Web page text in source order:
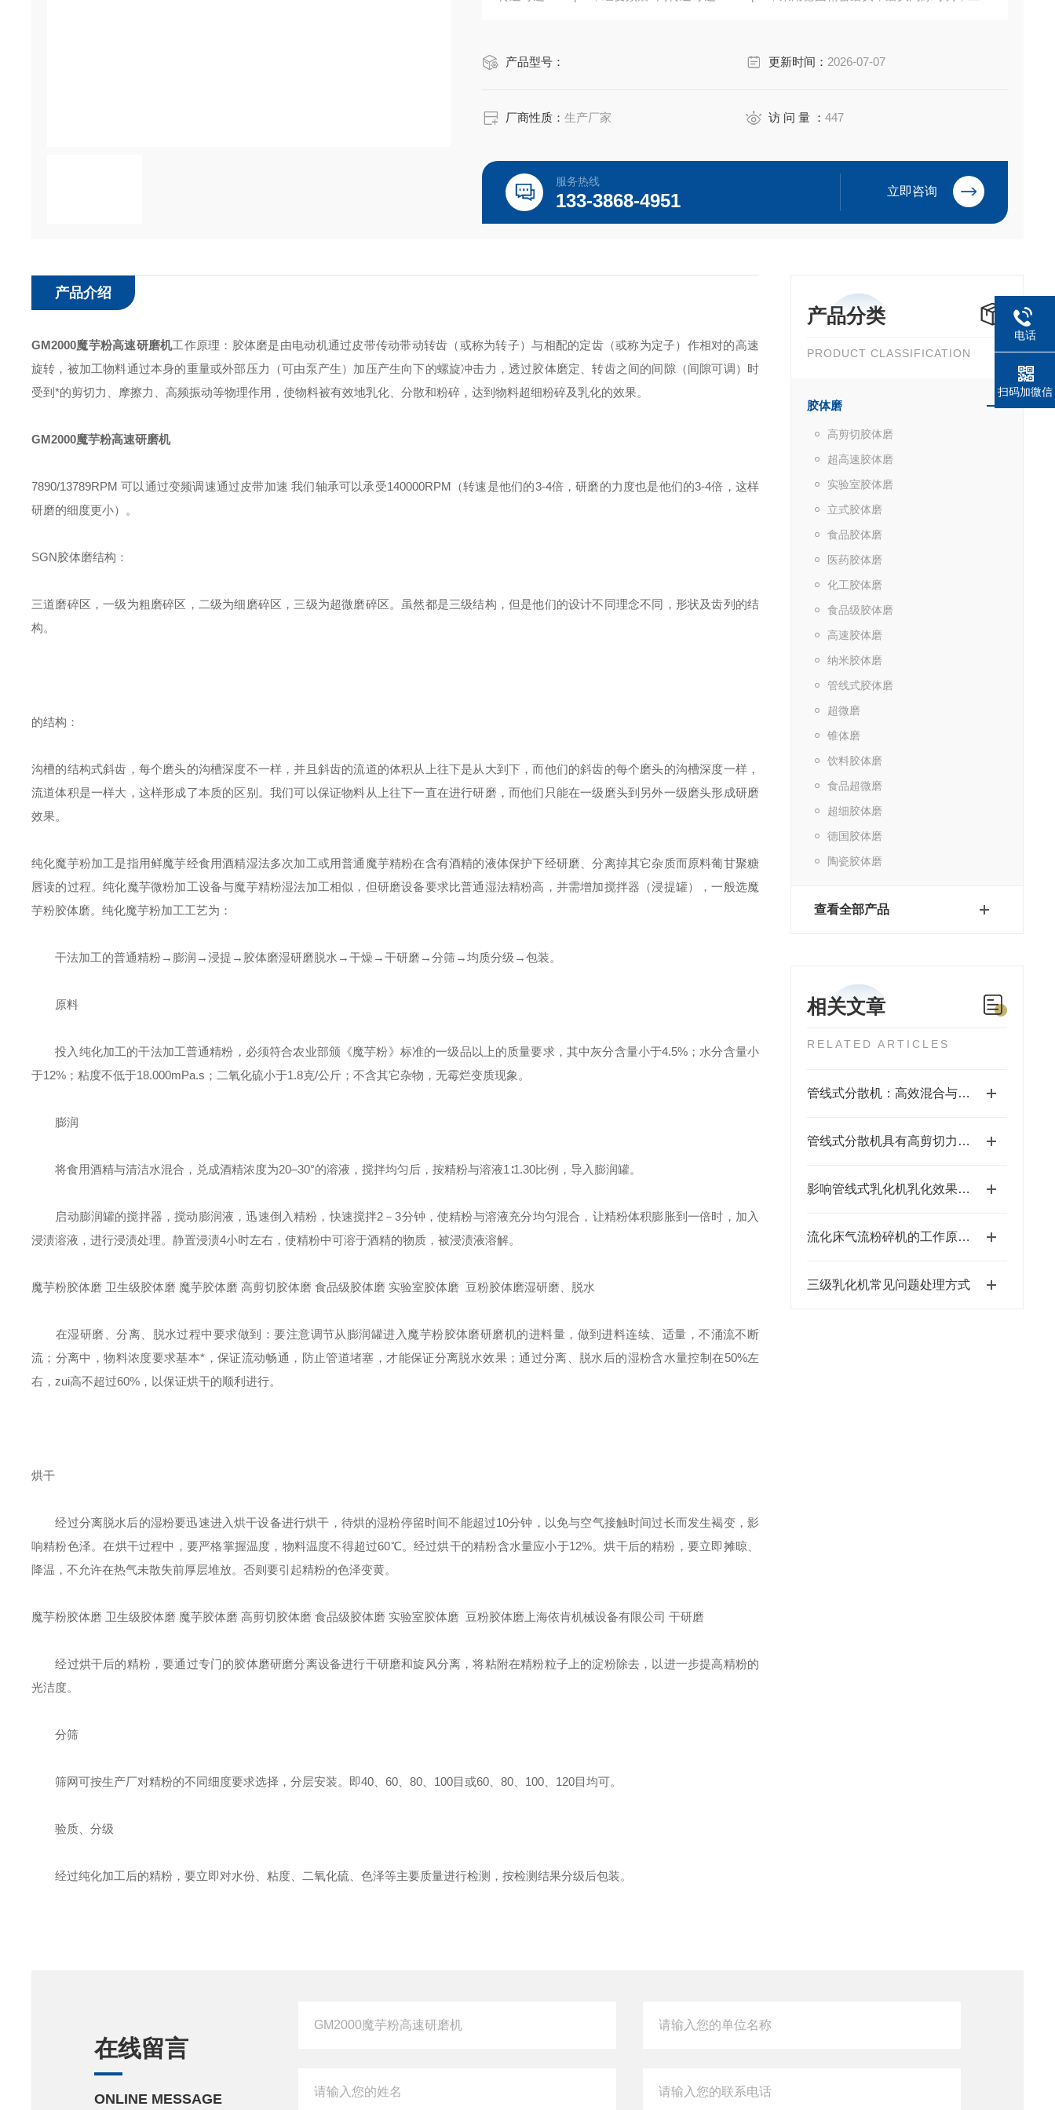
产品型号： 更新时间： 2026-07-07
厂商性质：生产厂家 访 问 量 ：447
服务热线
133-3868-4951 立即咨询
产品分类
PRODUCT CLASSIFICATION
胶体磨
高剪切胶体磨
超高速胶体磨
实验室胶体磨
立式胶体磨
食品胶体磨
医药胶体磨
化工胶体磨
食品级胶体磨
高速胶体磨
纳米胶体磨
管线式胶体磨
超微磨
锥体磨
饮料胶体磨
食品超微磨
超细胶体磨
德国胶体磨
陶瓷胶体磨
查看全部产品
相关文章
RELATED ARTICLES
管线式分散机：高效混合与精细分散的工业利器
管线式分散机具有高剪切力与稳定运行的特点
影响管线式乳化机乳化效果的因素
流化床气流粉碎机的工作原理及特点
三级乳化机常见问题处理方式
产品介绍
GM2000魔芋粉高速研磨机工作原理：胶体磨是由电动机通过皮带传动带动转齿（或称为转子）与相配的定齿（或称为定子）作相对的高速
旋转，被加工物料通过本身的重量或外部压力（可由泵产生）加压产生向下的螺旋冲击力，透过胶体磨定、转齿之间的间隙（间隙可调）时
受到*的剪切力、摩擦力、高频振动等物理作用，使物料被有效地乳化、分散和粉碎，达到物料超细粉碎及乳化的效果。
GM2000魔芋粉高速研磨机
7890/13789RPM 可以通过变频调速通过皮带加速 我们轴承可以承受140000RPM（转速是他们的3-4倍，研磨的力度也是他们的3-4倍，这样
研磨的细度更小）。
SGN胶体磨结构：
三道磨碎区，一级为粗磨碎区，二级为细磨碎区，三级为超微磨碎区。虽然都是三级结构，但是他们的设计不同理念不同，形状及齿列的结
构。
的结构：
沟槽的结构式斜齿，每个磨头的沟槽深度不一样，并且斜齿的流道的体积从上往下是从大到下，而他们的斜齿的每个磨头的沟槽深度一样，
流道体积是一样大，这样形成了本质的区别。我们可以保证物料从上往下一直在进行研磨，而他们只能在一级磨头到另外一级磨头形成研磨
效果。
纯化魔芋粉加工是指用鲜魔芋经食用酒精湿法多次加工或用普通魔芋精粉在含有酒精的液体保护下经研磨、分离掉其它杂质而原料葡甘聚糖
唇读的过程。纯化魔芋微粉加工设备与魔芋精粉湿法加工相似，但研磨设备要求比普通湿法精粉高，并需增加搅拌器（浸提罐），一般选魔
芋粉胶体磨。纯化魔芋粉加工工艺为：
干法加工的普通精粉→膨润→浸提→胶体磨湿研磨脱水→干燥→干研磨→分筛→均质分级→包装。
原料
投入纯化加工的干法加工普通精粉，必须符合农业部颁《魔芋粉》标准的一级品以上的质量要求，其中灰分含量小于4.5%；水分含量小
于12%；粘度不低于18.000mPa.s；二氧化硫小于1.8克/公斤；不含其它杂物，无霉烂变质现象。
膨润
将食用酒精与清洁水混合，兑成酒精浓度为20–30°的溶液，搅拌均匀后，按精粉与溶液1∶1.30比例，导入膨润罐。
启动膨润罐的搅拌器，搅动膨润液，迅速倒入精粉，快速搅拌2－3分钟，使精粉与溶液充分均匀混合，让精粉体积膨胀到一倍时，加入
浸渍溶液，进行浸渍处理。静置浸渍4小时左右，使精粉中可溶于酒精的物质，被浸渍液溶解。
魔芋粉胶体磨 卫生级胶体磨 魔芋胶体磨 高剪切胶体磨 食品级胶体磨 实验室胶体磨 豆粉胶体磨湿研磨、脱水
在湿研磨、分离、脱水过程中要求做到：要注意调节从膨润罐进入魔芋粉胶体磨研磨机的进料量，做到进料连续、适量，不涌流不断
流；分离中，物料浓度要求基本*，保证流动畅通，防止管道堵塞，才能保证分离脱水效果；通过分离、脱水后的湿粉含水量控制在50%左
右，zui高不超过60%，以保证烘干的顺利进行。
烘干
经过分离脱水后的湿粉要迅速进入烘干设备进行烘干，待烘的湿粉停留时间不能超过10分钟，以免与空气接触时间过长而发生褐变，影
响精粉色泽。在烘干过程中，要严格掌握温度，物料温度不得超过60℃。经过烘干的精粉含水量应小于12%。烘干后的精粉，要立即摊晾、
降温，不允许在热气未散失前厚层堆放。否则要引起精粉的色泽变黄。
魔芋粉胶体磨 卫生级胶体磨 魔芋胶体磨 高剪切胶体磨 食品级胶体磨 实验室胶体磨 豆粉胶体磨 上海依肯机械设备有限公司 干研磨
经过烘干后的精粉，要通过专门的胶体磨研磨分离设备进行干研磨和旋风分离，将粘附在精粉粒子上的淀粉除去，以进一步提高精粉的
光洁度。
分筛
筛网可按生产厂对精粉的不同细度要求选择，分层安装。即40、60、80、100目或60、80、100、120目均可。
验质、分级
经过纯化加工后的精粉，要立即对水份、粘度、二氧化硫、色泽等主要质量进行检测，按检测结果分级后包装。
在线留言
ONLINE MESSAGE
电话
扫码加微信